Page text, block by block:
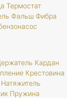
Термостат
Фальш Фибра
Кардан
Крестовина
Натяжитель
Пружина